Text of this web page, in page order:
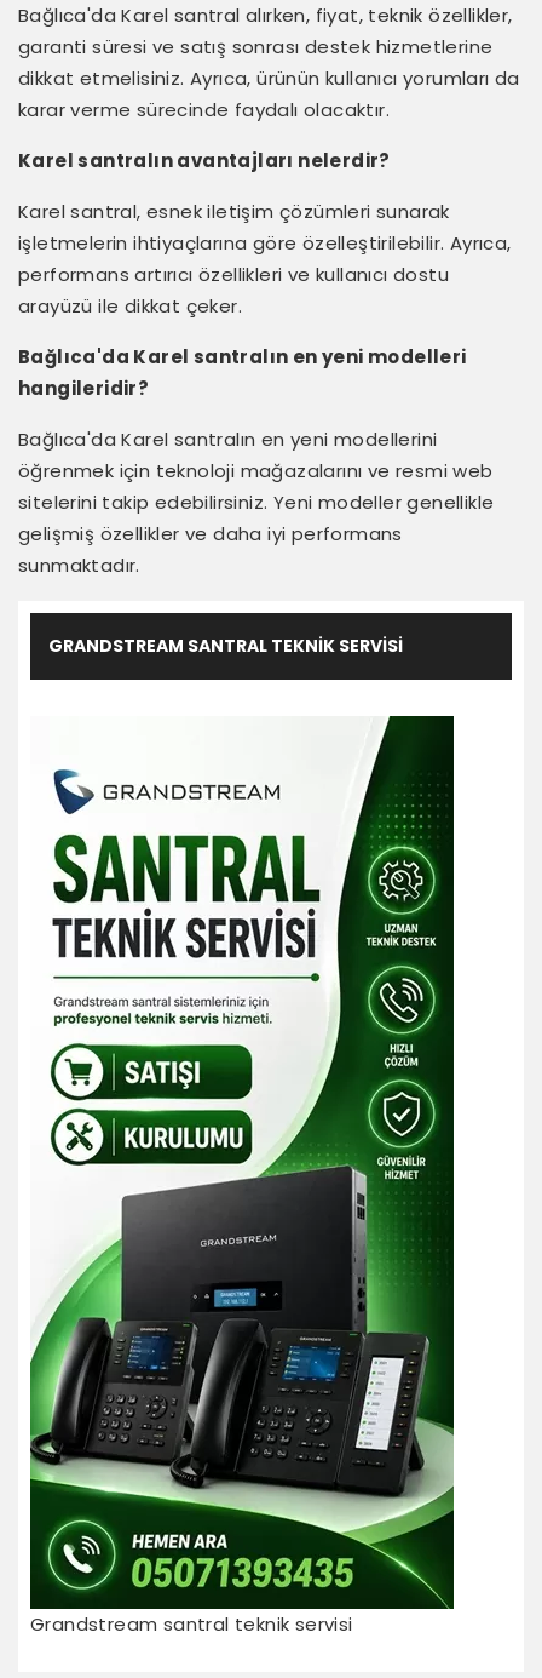
Bağlıca'da Karel santral alırken, fiyat, teknik özellikler,
garanti süresi ve satış sonrası destek hizmetlerine
dikkat etmelisiniz. Ayrıca, ürünün kullanıcı yorumları da
karar verme sürecinde faydalı olacaktır.
Karel santralın avantajları nelerdir?
Karel santral, esnek iletişim çözümleri sunarak
işletmelerin ihtiyaçlarına göre özelleştirilebilir. Ayrıca,
performans artırıcı özellikleri ve kullanıcı dostu
arayüzü ile dikkat çeker.
Bağlıca'da Karel santralın en yeni modelleri
hangileridir?
Bağlıca'da Karel santralın en yeni modellerini
öğrenmek için teknoloji mağazalarını ve resmi web
sitelerini takip edebilirsiniz. Yeni modeller genellikle
gelişmiş özellikler ve daha iyi performans
sunmaktadır.
GRANDSTREAM SANTRAL TEKNIK SERVISI
Grandstream santral teknik servisi